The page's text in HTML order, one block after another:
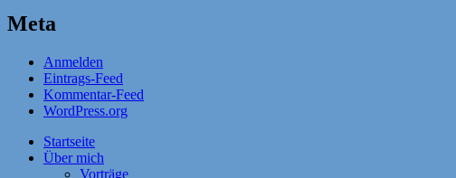
Meta
Anmelden
Eintrags-Feed
Kommentar-Feed
WordPress.org
Startseite
Über mich
Vorträge